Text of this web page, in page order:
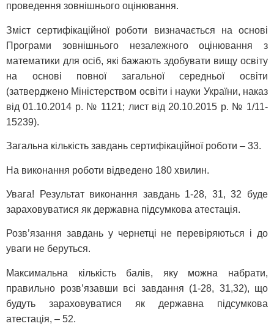
проведення зовнішнього оцінювання.
Зміст сертифікаційної роботи визначається на основі
Програми зовнішнього незалежного оцінювання з
математики для осіб, які бажають здобувати вищу освіту
на основі повної загальної середньої освіти
(затверджено Міністерством освіти і науки України, наказ
від 01.10.2014 р. № 1121; лист від 20.10.2015 р. № 1/11-
15239).
Загальна кількість завдань сертифікаційної роботи – 33.
На виконання роботи відведено 180 хвилин.
Увага! Результат виконання завдань 1-28, 31, 32 буде
зараховуватися як державна підсумкова атестація.
Розв’язання завдань у чернетці не перевіряються і до
уваги не беруться.
Максимальна кількість балів, яку можна набрати,
правильно розв’язавши всі завдання (1-28, 31,32), що
будуть зараховуватися як державна підсумкова
атестація, – 52.